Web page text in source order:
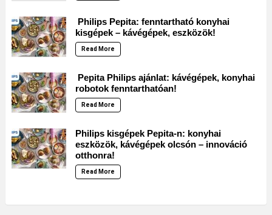
Philips Pepita: fenntartható konyhai
kisgépek – kávégépek, eszközök!
Read More
Pepita Philips ajánlat: kávégépek, konyhai
robotok fenntarthatóan!
Read More
Philips kisgépek Pepita-n: konyhai
eszközök, kávégépek olcsón – innováció
otthonra!
Read More